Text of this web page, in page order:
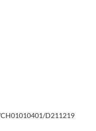
Pinto de Sousa (Major
Coelho (Capitão Miliciano do
de Campos (Tenente de Infantaria em
Júnior (Tenente de Infantaria, em
(Bispo titular de Madarsuma)
D211219